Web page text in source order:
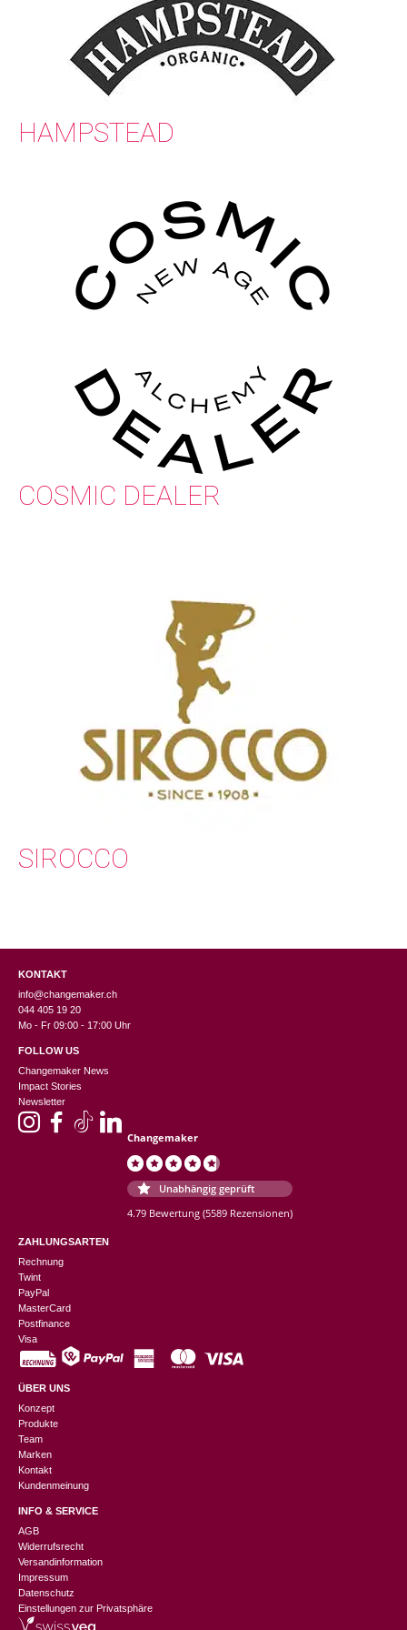
HAMPSTEAD
COSMIC DEALER
SIROCCO
KONTAKT
info@changemaker.ch
044 405 19 20
Mo - Fr 09:00 - 17:00 Uhr
FOLLOW US
Changemaker News
Impact Stories
Newsletter
Changemaker
Unabhängig geprüft
4.79 Bewertung (5589 Rezensionen)
ZAHLUNGSARTEN
Rechnung
Twint
PayPal
MasterCard
Postfinance
Visa
ÜBER UNS
Konzept
Produkte
Team
Marken
Kontakt
Kundenmeinung
INFO & SERVICE
AGB
Widerrufsrecht
Versandinformation
Impressum
Datenschutz
Einstellungen zur Privatsphäre